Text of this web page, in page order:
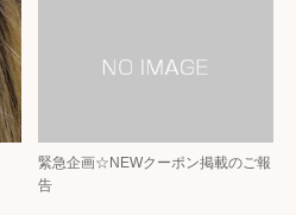
緊急企画☆NEWクーポン掲載のご報
告